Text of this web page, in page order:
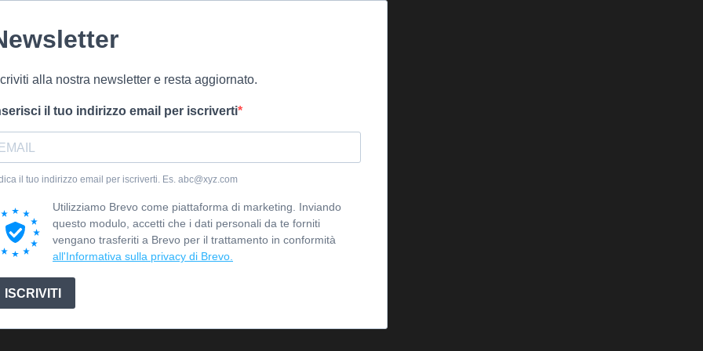
alla nostra newsletter e resta aggiornato.
il tuo indirizzo email per iscriverti
il tuo indirizzo email per iscriverti. Es. abc@xyz.com
Utilizziamo Brevo come piattaforma di marketing. Inviando
questo modulo, accetti che i dati personali da te forniti
vengano trasferiti a Brevo per il trattamento in conformità
all'Informativa sulla privacy di Brevo.
ISCRIVITI